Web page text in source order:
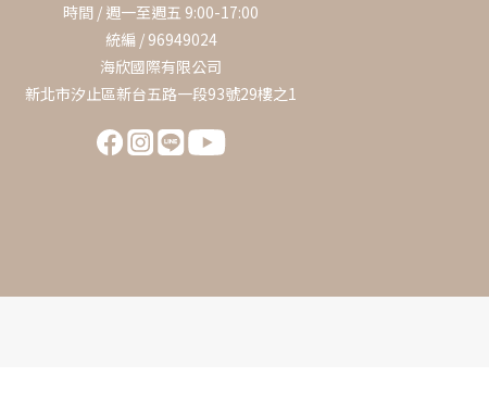
時間 / 週一至週五 9:00-17:00
統編 / 96949024
海欣國際有限公司
新北市汐止區新台五路一段93號29樓之1